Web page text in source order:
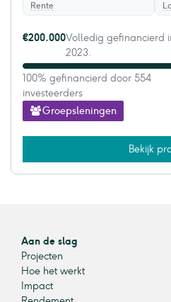
Rente
Groepsleningen
€200.000Volledig gefinancierd
2023.
100% gefinancierd door 554
investeerders
Bekijk
Aan de slag
Projecten
Hoe het werkt
Impact